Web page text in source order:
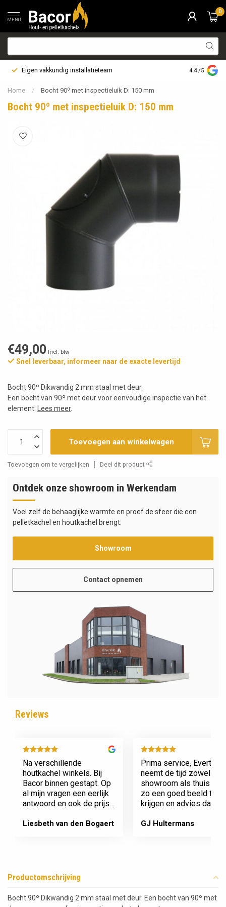
MENU
0
Eigen vakkundig installatieteam Bezorging
4.4 /5
Home / Bocht 90º met inspectieluik D: 150 mm
Bocht 90º met inspectieluik D: 150 mm
€49,00 Incl. btw
Snel leverbaar, informeer naar de exacte levertijd
Bocht 90º Dikwandig 2 mm staal met deur.
Een bocht van 90º met deur voor eenvoudige inspectie van het
element.
Lees meer.
Toevoegen aan winkelwagen
Toevoegen om te vergelijken Deel dit product
Ontdek onze showroom in Werkendam
Voel zelf de behaaglijke warmte en proef de sfeer die een
pelletkachel en houtkachel brengt.
Showroom
Contact opnemen
Reviews
Na verschillende
houtkachel winkels. Bij
Bacor binnen gestapt. Op
al mijn vragen een eerlijk
antwoord en ook de prijs
Afspraak is afspraak geen
Liesbeth van den Bogaert
Prima service, Evert
neemt de tijd zowel in
showroom als thuis om
zo een goed beeld te
krijgen en advies daarop
nieuwe kachel. Komt
GJ Hultermans
Productomschrijving
Bocht 90º Dikwandig 2 mm staal met deur. Een bocht van 90º met